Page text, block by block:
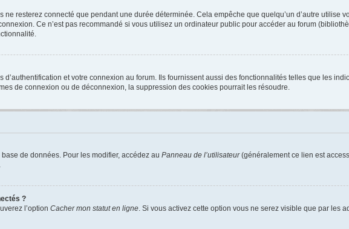
ne resterez connecté que pendant une durée déterminée. Cela empêche que quelqu’un d’autre utilise
Ce n’est pas recommandé si vous utilisez un ordinateur public pour accéder au forum
et votre connexion au forum. Ils fournissent aussi des fonctionnalités telles que les
de connexion ou de déconnexion, la suppression des cookies pourrait les résoudre.
de données. Pour les modifier, accédez au Panneau de l’utilisateur(généralement ce lien est
?
l’option Cacher mon statut en ligne. Si vous activez cette option vous ne serez visible que par les